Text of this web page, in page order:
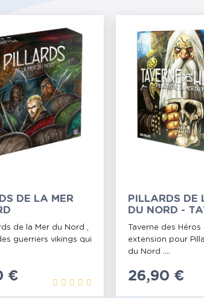
DE LA MER
de la Mer du Nord ,
guerriers vikings qui
€
PILLARDS DE
DU NORD -
DES HÉROS
Taverne des Héros
extension pour
du Nord ....
Prix
26,90 €